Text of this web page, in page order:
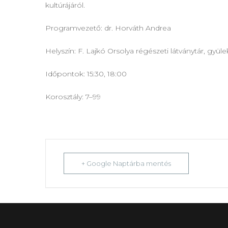
kultúrájáról.
Programvezető: dr. Horváth Andrea
Helyszín: F. Lajkó Orsolya régészeti látványtár,
Időpontok: 15:30, 18:00
Korosztály: 7–99
+ Google Naptárba mentés